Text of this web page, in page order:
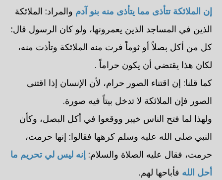
إن الملائكة تتأذى مما يتأذى منه بنو آدم والمراد: الملائكة
الذين في المساجد الذين يعمرونها، ولو كان الرسول قال:
كل من أكل بصلاً أو ثوماً فرت منه الملائكة وتأذت منه،
لكان هذا يقتضي أن يكون حراماً .
كما قلنا: إن اقتناء الصور حرام، لأن الإنسان إذا اقتنى
الصور فإن الملائكة لا تدخل بيتاً فيه صورة.
ولهذا لما فتح الناس خيبر ووقعوا في أكل البصل، وكأن
النبي صلى الله عليه وسلم كرهها فقالوا: إنها حرمت،
حرمت، فقال عليه الصلاة والسلام: إنه ليس لي تحريم ما
أحل الله فأباحها لهم.